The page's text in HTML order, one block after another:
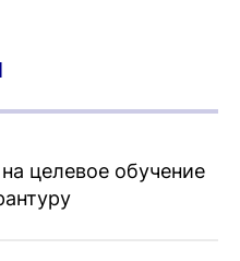
целевое обучение